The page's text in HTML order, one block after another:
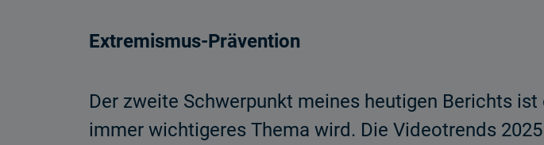
Extremismus-Prävention
Der zweite Schwerpunkt meines heutigen Berichts
immer wichtigeres Thema wird. Die Videotrends